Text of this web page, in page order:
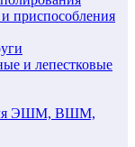
приспособления
и лепестковые
ЭШМ, ВШМ,